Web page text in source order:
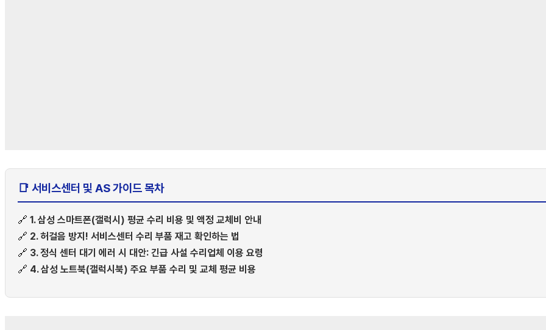
📑 서비스센터 및 AS 가이드 목차
🔗 1. 삼성 스마트폰(갤럭시) 평균 수리 비용 및 액정 교체비 안내
🔗 2. 허걸음 방지! 서비스센터 수리 부품 재고 확인하는 법
🔗 3. 정식 센터 대기 에러 시 대안: 긴급 사설 수리업체 이용 요령
🔗 4. 삼성 노트북(갤럭시북) 주요 부품 수리 및 교체 평균 비용